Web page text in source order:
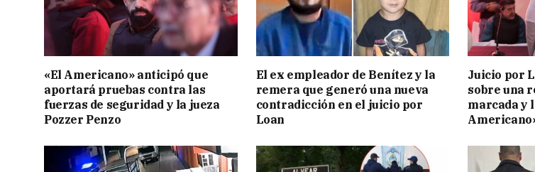
«El Americano» anticipó que
aportará pruebas contra las
fuerzas de seguridad y la jueza
Pozzer Penzo
El ex empleador de Benítez y la
remera que generó una nueva
contradicción en el juicio por
Loan
Juicio por
sobre una
marcada y